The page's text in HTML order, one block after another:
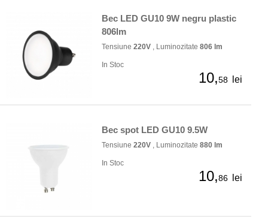
Bec LED GU10 9W negru plastic
806lm
Tensiune 220V , Luminozitate 806 lm
In Stoc
10,58 lei
Bec spot LED GU10 9.5W
Tensiune 220V , Luminozitate 880 lm
In Stoc
10,86 lei